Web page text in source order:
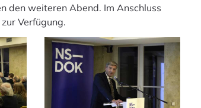
den weiteren Abend. Im Anschluss
Verfügung.